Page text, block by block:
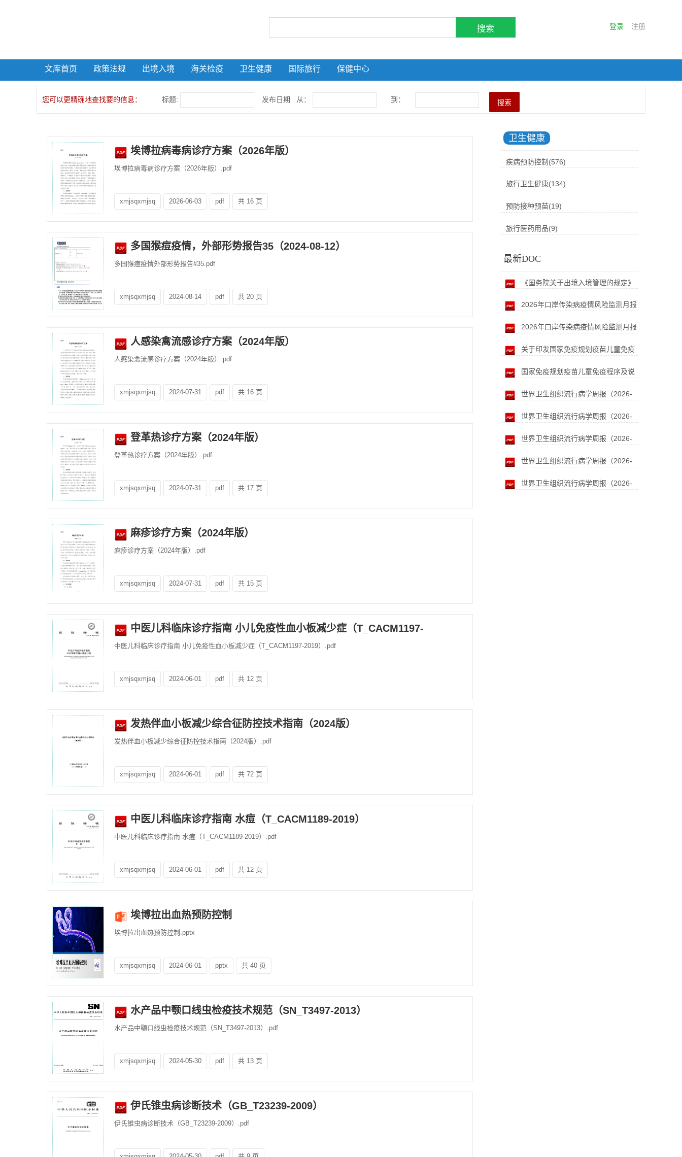
搜索 登录 注册
文库首页 政策法规 出境入境 海关检疫 卫生健康 国际旅行 保健中心
您可以更精确地查找要的信息： 标题: 发布日期 从： 到：
埃博拉病毒病诊疗方案（2026年版）
埃博拉病毒病诊疗方案（2026年版）.pdf
xmjsqxmjsq 2026-06-03 pdf 共 16 页
多国猴痘疫情，外部形势报告35（2024-08-12）
多国猴痘疫情外部形势报告#35.pdf
xmjsqxmjsq 2024-08-14 pdf 共 20 页
人感染禽流感诊疗方案（2024年版）
人感染禽流感诊疗方案（2024年版）.pdf
xmjsqxmjsq 2024-07-31 pdf 共 16 页
登革热诊疗方案（2024年版）
登革热诊疗方案（2024年版）.pdf
xmjsqxmjsq 2024-07-31 pdf 共 17 页
麻疹诊疗方案（2024年版）
麻疹诊疗方案（2024年版）.pdf
xmjsqxmjsq 2024-07-31 pdf 共 15 页
中医儿科临床诊疗指南 小儿免疫性血小板减少症（T_CACM1197-
2019）
中医儿科临床诊疗指南 小儿免疫性血小板减少症（T_CACM1197-2019）.pdf
xmjsqxmjsq 2024-06-01 pdf 共 12 页
发热伴血小板减少综合征防控技术指南（2024版）
发热伴血小板减少综合征防控技术指南（2024版）.pdf
xmjsqxmjsq 2024-06-01 pdf 共 72 页
中医儿科临床诊疗指南 水痘（T_CACM1189-2019）
中医儿科临床诊疗指南 水痘（T_CACM1189-2019）.pdf
xmjsqxmjsq 2024-06-01 pdf 共 12 页
埃博拉出血热预防控制
埃博拉出血热预防控制.pptx
xmjsqxmjsq 2024-06-01 pptx 共 40 页
水产品中颚口线虫检疫技术规范（SN_T3497-2013）
水产品中颚口线虫检疫技术规范（SN_T3497-2013）.pdf
xmjsqxmjsq 2024-05-30 pdf 共 13 页
伊氏锥虫病诊断技术（GB_T23239-2009）
伊氏锥虫病诊断技术（GB_T23239-2009）.pdf
卫生健康
疾病预防控制(576)
旅行卫生健康(134)
预防接种预苗(19)
旅行医药用品(9)
最新DOC
《国务院关于出境入境管理的规定》
（2026）2026年口岸传染病疫情风险监测月报
（6月）2026年口岸传染病疫情风险监测月报
（5月）关于印发国家免疫规划疫苗儿童免疫
程序及说明的通知及政策解读（2026）
国家免疫规划疫苗儿童免疫程序及说
明（2026年版）
世界卫生组织流行病学周报（2026-
05-15）世界卫生组织流行病学周报（2026-
04-17）世界卫生组织流行病学周报（2026-
03-20）世界卫生组织流行病学周报（2026-
03-13）世界卫生组织流行病学周报（2026-